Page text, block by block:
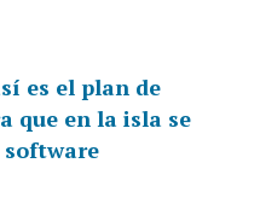
es el plan de
que en la isla se
software